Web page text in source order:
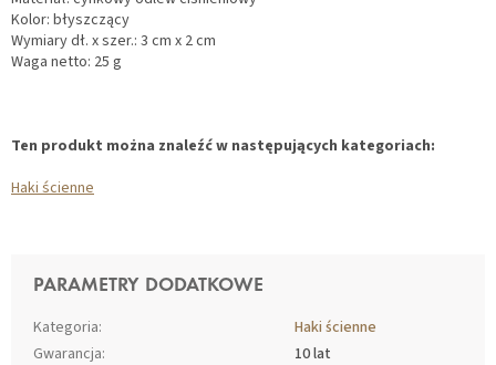
Kolor: błyszczący
Wymiary dł. x szer.: 3 cm x 2 cm
Waga netto: 25 g
Ten produkt można znaleźć w następujących kategoriach:
Haki ścienne
PARAMETRY DODATKOWE
Kategoria:
Haki ścienne
Gwarancja:
10 lat